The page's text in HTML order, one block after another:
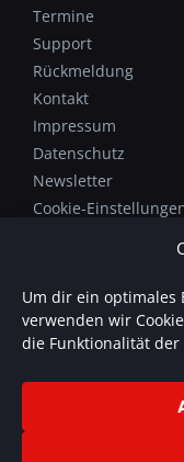
Um dir ein optimales
verwenden wir
die Funktionalität der
Termine
Support
Rückmeldung
Kontakt
Impressum
Datenschutz
Newsletter
Cookie-